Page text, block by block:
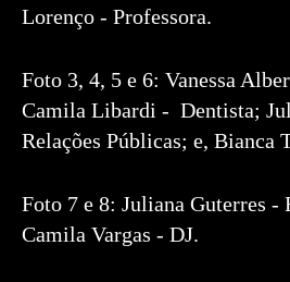
Lorenço - Professora.
Foto 3, 4, 5 e 6: Vanessa
Camila Libardi - Dentista;
Relações Públicas; e, Bianca
Foto 7 e 8: Juliana Guterres -
Camila Vargas - DJ.